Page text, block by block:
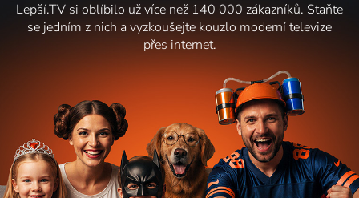
Lepší.TV si oblíbilo už více než 140 000 zákazníků. Staňte
se jedním z nich a vyzkoušejte kouzlo moderní televize
přes internet.